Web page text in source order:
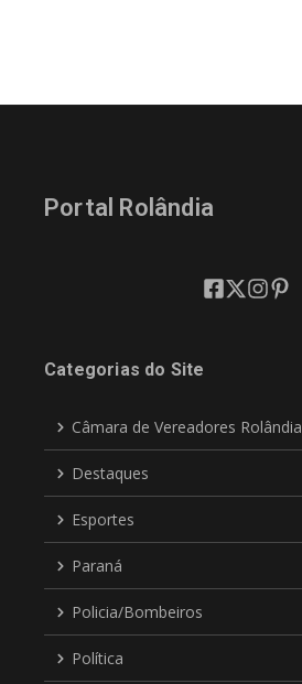
Portal Rolândia
Categorias do Site
Câmara de Vereadores Rolândia
Destaques
Esportes
Paraná
Policia/Bombeiros
Política